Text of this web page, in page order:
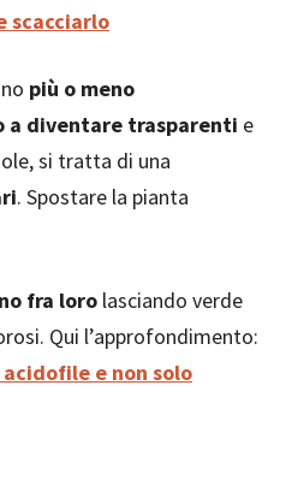
scacciarlo
più o meno
a diventare trasparenti e
si tratta di una
. Spostare la pianta
fra loro lasciando verde
Qui l’approfondimento:
e non solo